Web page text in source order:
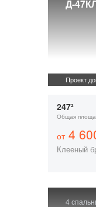
Д-
Проект
247²
Общая
от4
Клееный
4